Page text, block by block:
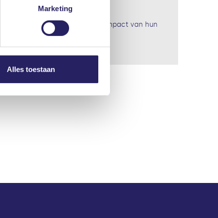
privacyverklaring. U kunt
Marketing
Alles toestaan
dat zij kritisch kijken naar de impact van hun